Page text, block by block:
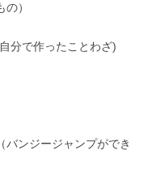
）
分で作ったことわざ)
バンジージャンプができ